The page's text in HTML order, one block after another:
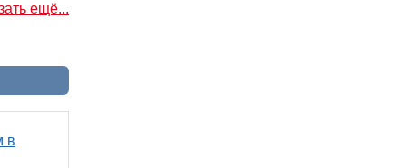
ещё...
в